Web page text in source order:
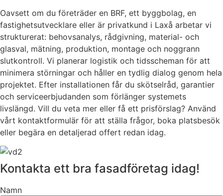
Oavsett om du företräder en BRF, ett byggbolag, en
fastighetsutvecklare eller är privatkund i Laxå arbetar vi
strukturerat: behovsanalys, rådgivning, material- och
glasval, mätning, produktion, montage och noggrann
slutkontroll. Vi planerar logistik och tidsscheman för att
minimera störningar och håller en tydlig dialog genom hela
projektet. Efter installationen får du skötselråd, garantier
och serviceerbjudanden som förlänger systemets
livslängd. Vill du veta mer eller få ett prisförslag? Använd
vårt kontaktformulär för att ställa frågor, boka platsbesök
eller begära en detaljerad offert redan idag.
Kontakta ett bra fasadföretag idag!
Namn